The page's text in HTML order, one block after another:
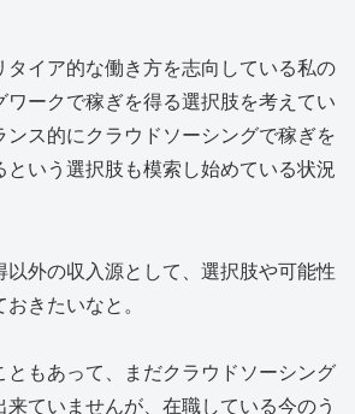
イア的な働き方を志向している私の
ークで稼ぎを得る選択肢を考えてい
ンス的にクラウドソーシングで稼ぎを
いう選択肢も模索し始めている状況
外の収入源として、選択肢や可能性
きたいなと。
もあって、まだクラウドソーシング
ていませんが、在職している今のう